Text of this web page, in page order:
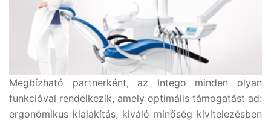
Megbízható partnerként, az Intego minden olyan
funkcióval rendelkezik, amely optimális támogatást ad:
ergonómikus kialakítás, kiváló minőség kivitelezésben